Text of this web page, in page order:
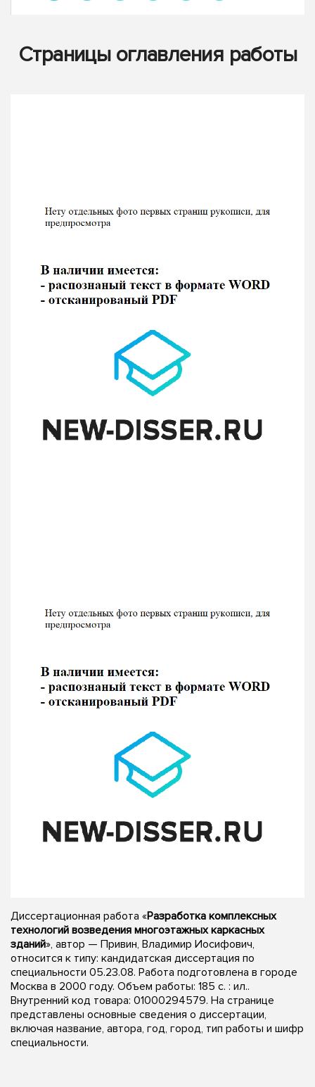
Страницы оглавления работы
Диссертационная работа «Разработка комплексных
технологий возведения многоэтажных каркасных
зданий», автор — Привин, Владимир Иосифович,
относится к типу: кандидатская диссертация по
специальности 05.23.08. Работа подготовлена в городе
Москва в 2000 году. Объем работы: 185 с. : ил..
Внутренний код товара: 01000294579. На странице
представлены основные сведения о диссертации,
включая название, автора, год, город, тип работы и шифр
специальности.